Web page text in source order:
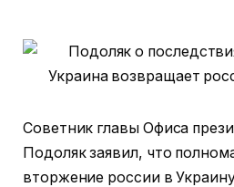
Советник главы Офиса
Подоляк заявил, что
вторжение россии в